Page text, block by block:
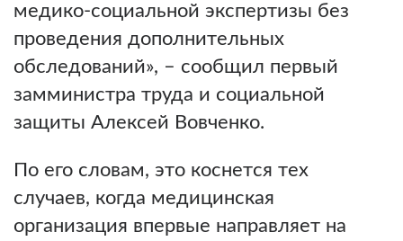
медико-социальной экспертизы без
проведения дополнительных
обследований», – сообщил первый
замминистра труда и социальной
защиты Алексей Вовченко.
По его словам, это коснется тех
случаев, когда медицинская
организация впервые направляет на